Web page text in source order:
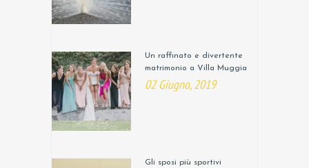
Un raffinato e divertente
matrimonio a Villa Muggia
02 Giugno, 2019
Gli sposi più sportivi